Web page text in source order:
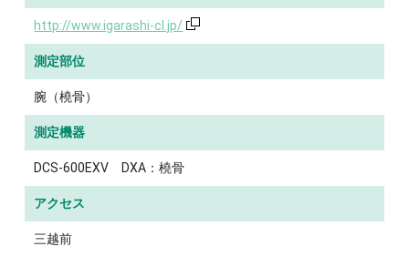
http://www.igarashi-cl.jp/
測定部位
腕（橈骨）
測定機器
DCS-600EXV DXA：橈骨
アクセス
三越前